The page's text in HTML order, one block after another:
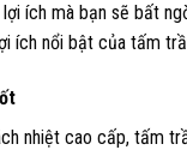
ích mà bạn sẽ bất
ích nổi bật của tấm
nhiệt cao cấp, tấm